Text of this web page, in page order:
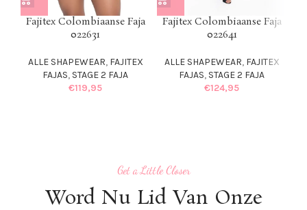
Fajitex Colombiaanse Faja
022631
ALLE SHAPEWEAR, FAJITEX
FAJAS, STAGE 2 FAJA
€119,95
Fajitex Colombiaanse Faja
022641
ALLE SHAPEWEAR, FAJITEX
FAJAS, STAGE 2 FAJA
€124,95
Get a Little Closer
Word Nu Lid Van Onze